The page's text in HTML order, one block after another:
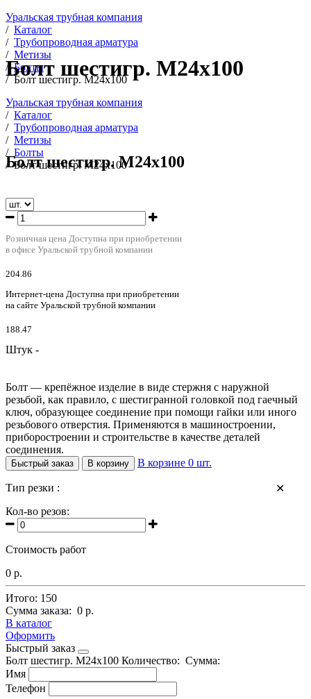
Уральская трубная компания
/ Каталог
/ Трубопроводная арматура
/ Метизы
/ Болты
/ Болт шестигр. М24х100
Болт шестигр. М24х100
Уральская трубная компания
/ Каталог
/ Трубопроводная арматура
/ Метизы
/ Болты
/ Болт шестигр. М24х100
Болт шестигр. М24х100
Розничная цена Доступна при приобретении
в офисе Уральской трубной компании
204.86
Интернет-цена Доступна при приобретении
на сайте Уральской трубной компании
188.47
Штук -
Болт — крепёжное изделие в виде стержня с наружной
резьбой, как правило, с шестигранной головкой под гаечный
ключ, образующее соединение при помощи гайки или иного
резьбового отверстия. Применяются в машиностроении,
приборостроении и строительстве в качестве деталей
соединения.
Быстрый заказ В корзину В корзине 0 шт.
✕
Тип резки :
Кол-во резов:
Стоимость работ
0 р.
Итого: 150
Сумма заказа: 0 р.
В каталог
Оформить
Быстрый заказ
Болт шестигр. М24х100 Количество: Сумма:
Имя
Телефон